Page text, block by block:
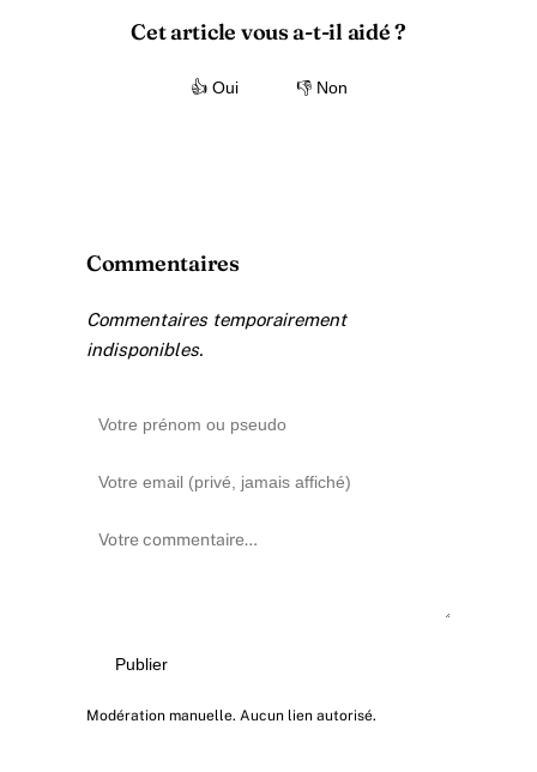
Cet article vous a-t-il aidé ?
👍 Oui 👎 Non
Commentaires
Commentaires temporairement
indisponibles.
Publier
Modération manuelle. Aucun lien autorisé.